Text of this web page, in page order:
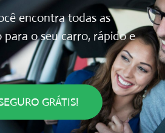
encontra todas as
para o seu carro, rápido e
GRÁTIS!